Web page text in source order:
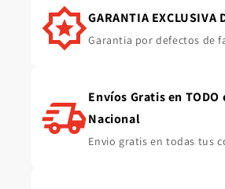
GARANTIA EXCLUSIVA
Garantia por defectos de
Envíos Gratis en
Nacional
Envio gratis en todas tus